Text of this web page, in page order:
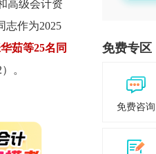
高级会计资
志作为2025
茹等25名同
。
免费专区
免费咨询